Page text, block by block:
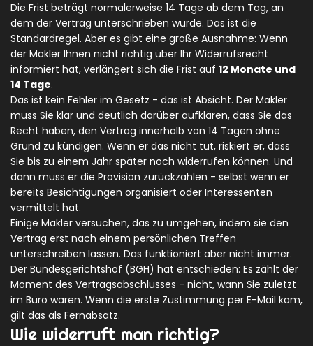
Die Frist beträgt normalerweise 14 Tage ab dem Tag, an
dem der Vertrag unterschrieben wurde. Das ist die
Standardregel. Aber es gibt eine große Ausnahme: Wenn
der Makler Ihnen nicht richtig über Ihr Widerrufsrecht
informiert hat, verlängert sich die Frist auf 12 Monate und
14 Tage.
Das ist kein Fehler im Gesetz - das ist Absicht. Der Makler
muss Sie klar und deutlich darüber aufklären, dass Sie das
Recht haben, den Vertrag innerhalb von 14 Tagen ohne
Grund zu kündigen. Wenn er das nicht tut, riskiert er, dass
Sie bis zu einem Jahr später noch widerrufen können. Und
dann muss er die Provision zurückzahlen - selbst wenn er
bereits Besichtigungen organisiert oder Interessenten
vermittelt hat.
Einige Makler versuchen, das zu umgehen, indem sie den
Vertrag erst nach einem persönlichen Treffen
unterschreiben lassen. Das funktioniert aber nicht immer.
Der Bundesgerichtshof (BGH) hat entschieden: Es zählt der
Moment des Vertragsabschlusses - nicht, wann Sie zuletzt
im Büro waren. Wenn die erste Zustimmung per E-Mail kam,
gilt das als Fernabsatz.
Wie widerruft man richtig?